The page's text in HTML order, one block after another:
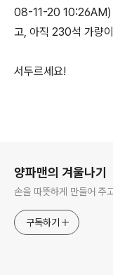
08-11-20 10:26AM)
고, 아직 230석 가량
서두르세요!
양파맨의 겨울나기
손을 따뜻하게 만들어 주
구독하기